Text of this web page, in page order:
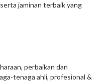
jaminan terbaik yang
perbaikan dan
tenaga ahli, profesional &